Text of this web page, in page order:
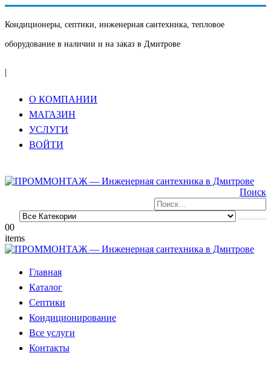
Кондиционеры, септики, инженерная сантехника, тепловое
оборудование в наличии и на заказ в Дмитрове
|
О КОМПАНИИ
МАГАЗИН
УСЛУГИ
ВОЙТИ
Поиск
00
items
Главная
Каталог
Септики
Кондиционирование
Все услуги
Контакты